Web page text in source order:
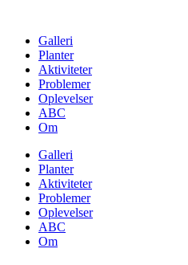
contentGalleri
Planter
Aktiviteter
Problemer
Oplevelser
ABC
Om
Galleri
Planter
Aktiviteter
Problemer
Oplevelser
ABC
Om